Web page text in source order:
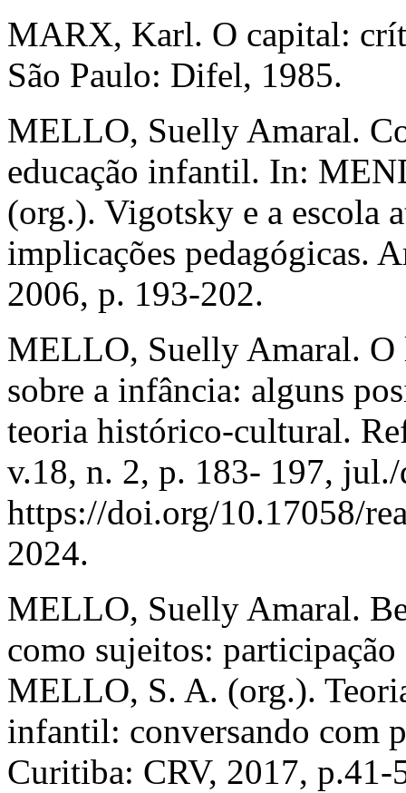
MARX, Karl. O capital:
São Paulo: Difel, 1985.
MELLO, Suelly Amaral.
educação infantil. In:
(org.). Vigotsky e a escola
implicações pedagógicas.
2006, p. 193-202.
MELLO, Suelly Amaral. O
sobre a infância: alguns
teoria histórico-cultural.
v.18, n. 2, p. 183- 197,
https://doi.org/10.17058/
2024.
MELLO, Suelly Amaral.
como sujeitos:
MELLO, S. A. (org.).
infantil: conversando com
Curitiba: CRV, 2017, p.41-